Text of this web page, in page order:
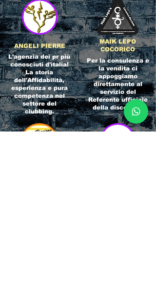
ANGELI PIERRE
L'agenzia dei pr più
conosciuti d'italia!
La storia
dell'Affidabilità,
esperienza e pura
competenza nel
settore del
clubbing.
MAIK LEPO
COCORICO
Per la consulenza e
la vendita ci
appoggiamo
direttamente al
servizio del
Referente ufficiale
della discoteca!